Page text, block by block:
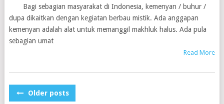
Bagi sebagian masyarakat di Indonesia, kemenyan / buhur /
dupa dikaitkan dengan kegiatan berbau mistik. Ada anggapan
kemenyan adalah alat untuk memanggil makhluk halus. Ada pula
sebagian umat
Read More
POSTS
Older posts